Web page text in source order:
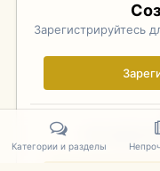
Зарегистрируйтесь
Уже
Категории и разделы